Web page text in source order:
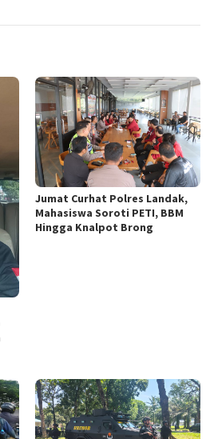
Jumat Curhat Polres Landak,
Mahasiswa Soroti PETI, BBM
Hingga Knalpot Brong